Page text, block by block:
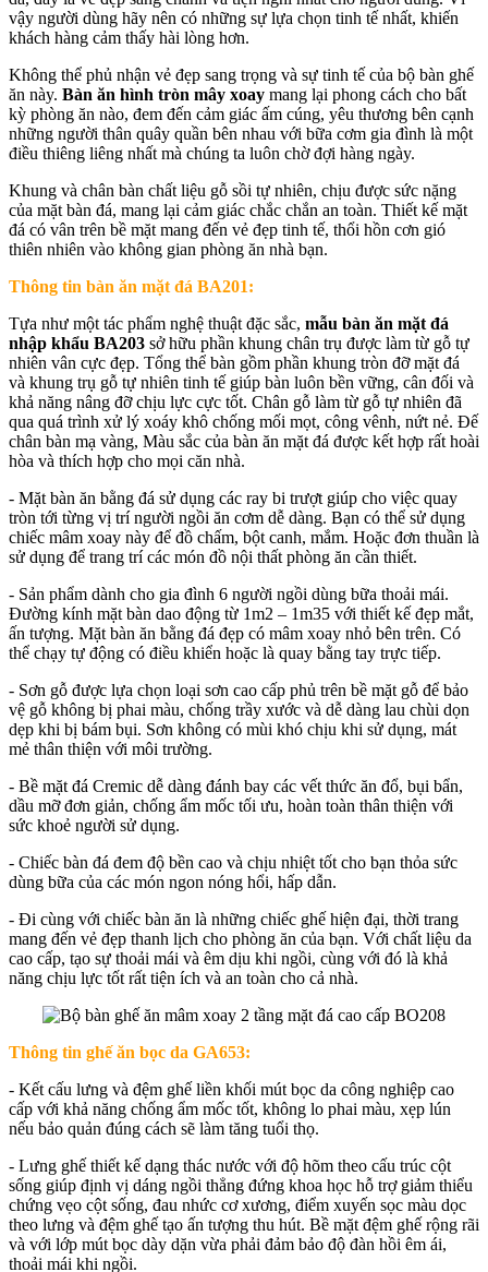
vậy người dùng hãy nên có những sự lựa chọn tinh tế nhất, khiến
khách hàng cảm thấy hài lòng hơn.
Không thể phủ nhận vẻ đẹp sang trọng và sự tinh tế của bộ bàn ghế
ăn này. Bàn ăn hình tròn mây xoay mang lại phong cách cho bất
kỳ phòng ăn nào, đem đến cảm giác ấm cúng, yêu thương bên cạnh
những người thân quây quần bên nhau với bữa cơm gia đình là một
điều thiêng liêng nhất mà chúng ta luôn chờ đợi hàng ngày.
Khung và chân bàn chất liệu gỗ sồi tự nhiên, chịu được sức nặng
của mặt bàn đá, mang lại cảm giác chắc chắn an toàn. Thiết kế mặt
đá có vân trên bề mặt mang đến vẻ đẹp tinh tế, thổi hồn cơn gió
thiên nhiên vào không gian phòng ăn nhà bạn.
Thông tin bàn ăn mặt đá BA201:
Tựa như một tác phẩm nghệ thuật đặc sắc, mẫu bàn ăn mặt đá
nhập khẩu BA203 sở hữu phần khung chân trụ được làm từ gỗ tự
nhiên vân cực đẹp. Tổng thể bàn gồm phần khung tròn đỡ mặt đá
và khung trụ gỗ tự nhiên tinh tế giúp bàn luôn bền vững, cân đối và
khả năng nâng đỡ chịu lực cực tốt. Chân gỗ làm từ gỗ tự nhiên đã
qua quá trình xử lý xoáy khô chống mối mọt, công vênh, nứt nẻ. Đế
chân bàn mạ vàng, Màu sắc của bàn ăn mặt đá được kết hợp rất hoài
hòa và thích hợp cho mọi căn nhà.
- Mặt bàn ăn bằng đá sử dụng các ray bi trượt giúp cho việc quay
tròn tới từng vị trí người ngồi ăn cơm dễ dàng. Bạn có thể sử dụng
chiếc mâm xoay này để đồ chấm, bột canh, mắm. Hoặc đơn thuần là
sử dụng để trang trí các món đồ nội thất phòng ăn cần thiết.
- Sản phẩm dành cho gia đình 6 người ngồi dùng bữa thoải mái.
Đường kính mặt bàn dao động từ 1m2 – 1m35 với thiết kế đẹp mắt,
ấn tượng. Mặt bàn ăn bằng đá đẹp có mâm xoay nhỏ bên trên. Có
thể chạy tự động có điều khiển hoặc là quay bằng tay trực tiếp.
- Sơn gỗ được lựa chọn loại sơn cao cấp phủ trên bề mặt gỗ để bảo
vệ gỗ không bị phai màu, chống trầy xước và dễ dàng lau chùi dọn
dẹp khi bị bám bụi. Sơn không có mùi khó chịu khi sử dụng, mát
mẻ thân thiện với môi trường.
- Bề mặt đá Cremic dễ dàng đánh bay các vết thức ăn đổ, bụi bẩn,
dầu mỡ đơn giản, chống ẩm mốc tối ưu, hoàn toàn thân thiện với
sức khoẻ người sử dụng.
- Chiếc bàn đá đem độ bền cao và chịu nhiệt tốt cho bạn thỏa sức
dùng bữa của các món ngon nóng hổi, hấp dẫn.
- Đi cùng với chiếc bàn ăn là những chiếc ghế hiện đại, thời trang
mang đến vẻ đẹp thanh lịch cho phòng ăn của bạn. Với chất liệu da
cao cấp, tạo sự thoải mái và êm dịu khi ngồi, cùng với đó là khả
năng chịu lực tốt rất tiện ích và an toàn cho cả nhà.
Thông tin ghế ăn bọc da GA653:
- Kết cấu lưng và đệm ghế liền khối mút bọc da công nghiệp cao
cấp với khả năng chống ẩm mốc tốt, không lo phai màu, xẹp lún
nếu bảo quản đúng cách sẽ làm tăng tuổi thọ.
- Lưng ghế thiết kế dạng thác nước với độ hõm theo cấu trúc cột
sống giúp định vị dáng ngồi thẳng đứng khoa học hỗ trợ giảm thiểu
chứng vẹo cột sống, đau nhức cơ xương, điểm xuyến sọc màu dọc
theo lưng và đệm ghế tạo ấn tượng thu hút. Bề mặt đệm ghế rộng rãi
và với lớp mút bọc dày dặn vừa phải đảm bảo độ đàn hồi êm ái,
thoải mái khi ngồi.